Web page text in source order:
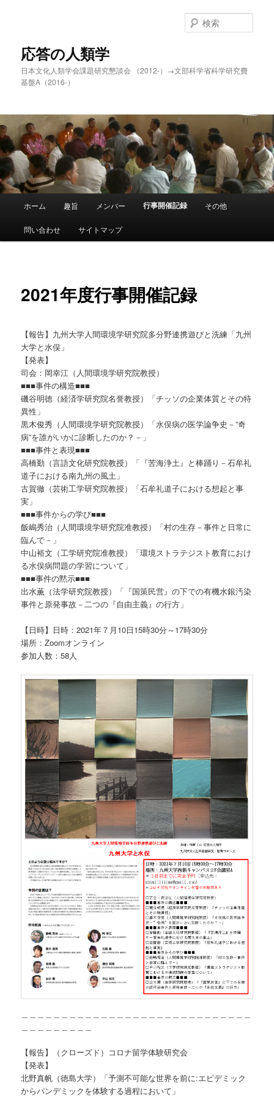
移
動
応答の人類学
日本文化人類学会課題研究懇談会 （2012-）→文部科学省科学研究費
基盤A（2016-）
索
メ
ホーム 趣旨 メンバー 行事開催記録 その他
問い合わせ サイトマップ
2021年度行事開催記録
【報告】九州大学人間環境学研究院多分野連携遊びと洗練「九州
大学と水俣」
【発表】
司会：岡幸江（人間環境学研究院教授）
■■■事件の構造■■■
磯谷明徳（経済学研究院名誉教授）「チッソの企業体質とその特
異性」
黒木俊秀（人間環境学研究院教授）「水俣病の医学論争史－”奇
病”を誰がいかに診断したのか？－」
■■■事件と表現■■■
高橋勤（言語文化研究院教授）「『苦海浄土』と棒踊り－石牟礼
道子における南九州の風土」
古賀徹（芸術工学研究院教授）「石牟礼道子における想起と事
実」
■■■事件からの学び■■■
飯嶋秀治（人間環境学研究院准教授）「村の生存－事件と日常に
臨んで－」
中山裕文（工学研究院准教授）「環境ストラテジスト教育におけ
る水俣病問題の学習について」
■■■事件の黙示■■■
出水薫（法学研究院教授）「『国策民営』の下での有機水銀汚染
事件と原発事故－二つの『自由主義』の行方」
【日時】日時：2021年７月10日15時30分～17時30分
場所：Zoomオンライン
参加人数：58人
【報告】（クローズド）コロナ留学体験研究会
【発表】
北野真帆（徳島大学）「予測不可能な世界を前に:エピデミック
からパンデミックを体験する過程において」